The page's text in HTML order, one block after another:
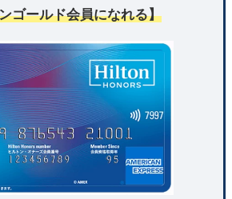
ゴールド会員になれる】